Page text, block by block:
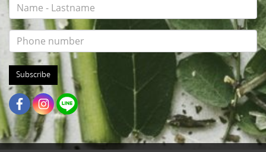
Subscribe